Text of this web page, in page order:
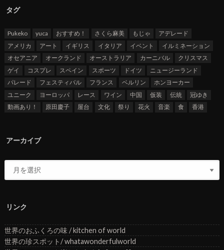
タグ
Pukeko yuca おすすめ！ さくら麻美 もじゃ
アデレード
アメリカ
アート イギリス イタリア イベント
イルミネーション
オセアニア
オークランド オーストラリア カーニバル
クリスマス
ゲイ
コスプレ スペイン スポーツ ドイツ
ニュージーランド
パレード
フェスティバル フランス ベルリン
ホンヨーカー
ユニーク
ヨーロッパ レース ワイン 中国 仮装 伝統
冠ゆき
動画あり！
原田慶子 屋台 文化 祭り 花火 音楽 食 香港
アーカイブ
リンク
世界のおふくろの味 / kitchen of world
世界の珍スポット/ whatawonderfulworld